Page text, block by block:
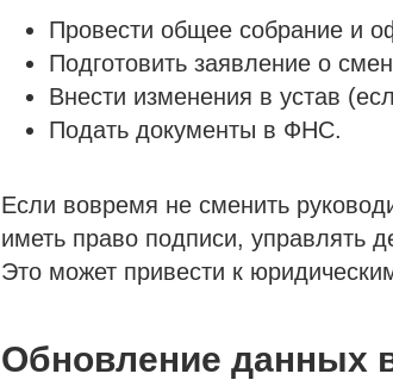
Провести общее собрание и
Подготовить заявление о
Внести изменения в устав
Подать документы в ФНС.
Если вовремя не сменить
иметь право подписи, управлять
Это может привести к
Обновление данных